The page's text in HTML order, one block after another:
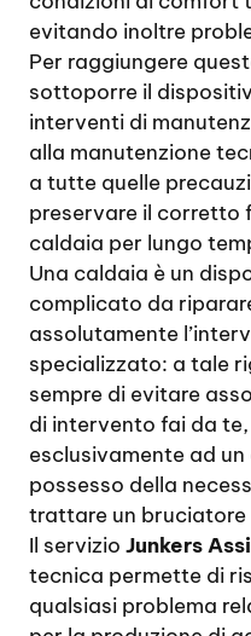
evitando inoltre
Per raggiungere
sottoporre il
interventi di
alla manutenzione
a tutte quelle
preservare il corretto
caldaia per lungo
Una caldaia è un
complicato da
assolutamente
specializzato: a tale
sempre di evitare
di intervento fai da
esclusivamente ad
possesso della
trattare un bruciatore
Il servizio Junkers
tecnica permette di
qualsiasi problema